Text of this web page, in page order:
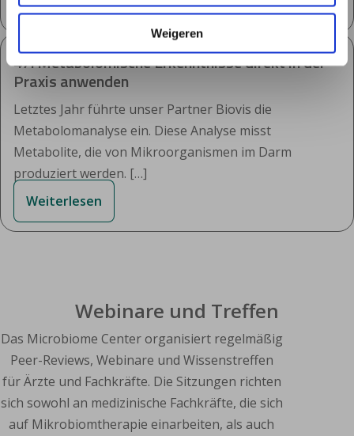
Weigeren
47: Metabolomische Erkenntnisse direkt in der
Praxis anwenden
Letztes Jahr führte unser Partner Biovis die
Metabolomanalyse ein. Diese Analyse misst
Metabolite, die von Mikroorganismen im Darm
produziert werden. […]
Weiterlesen
Webinare und Treffen
Das Microbiome Center organisiert regelmäßig
Peer-Reviews, Webinare und Wissenstreffen
für Ärzte und Fachkräfte. Die Sitzungen richten
sich sowohl an medizinische Fachkräfte, die sich
auf Mikrobiomtherapie einarbeiten, als auch